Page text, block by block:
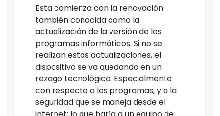
Esta comienza con la renovación
también conocida como la
actualización de la versión de los
programas informáticos. Si no se
realizan estas actualizaciones, el
dispositivo se va quedando en un
rezago tecnológico. Especialmente
con respecto a los programas, y a la
seguridad que se maneja desde el
internet; lo que haría a un equipo de